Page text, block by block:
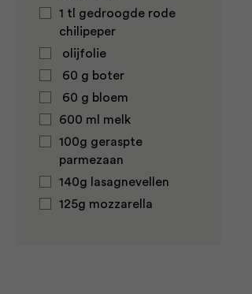
1 tl gedroogde rode
chilipeper
olijfolie
60 g boter
60 g bloem
600 ml melk
100g geraspte
parmezaan
140g lasagnevellen
125g mozzarella